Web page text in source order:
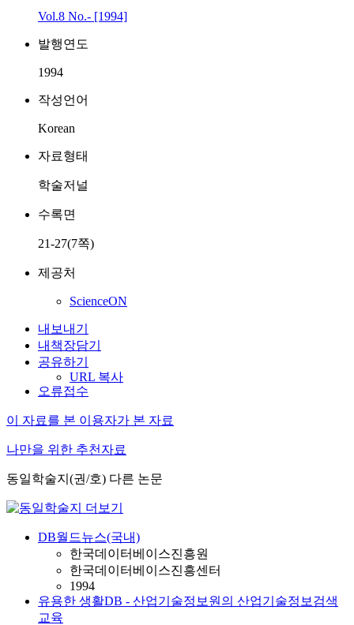
Vol.8 No.- [1994]
발행연도
1994
작성언어
Korean
자료형태
학술저널
수록면
21-27(7쪽)
제공처
ScienceON
내보내기
내책장담기
공유하기
URL 복사
오류접수
이 자료를 본 이용자가 본 자료
나만을 위한 추천자료
동일학술지(권/호) 다른 논문
DB월드뉴스(국내)
한국데이터베이스진흥원
한국데이터베이스진흥센터
1994
유용한 생활DB - 산업기술정보원의 산업기술정보검색
교육